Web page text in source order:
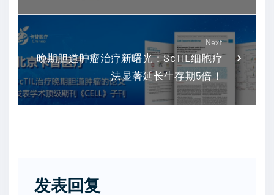
Next
晚期胆道肿瘤治疗新曙光：ScTIL细胞疗
法显著延长生存期5倍！
发表回复